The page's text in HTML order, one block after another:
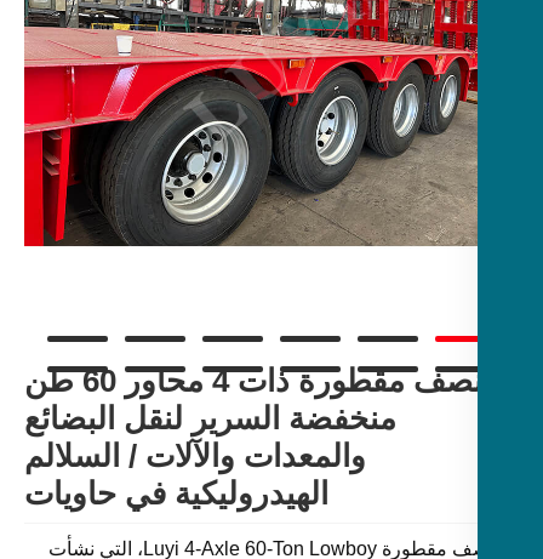
نصف مقطورة ذات 4 محاور 60 طن
منخفضة السرير لنقل البضائع
والمعدات والآلات / السلالم
الهيدروليكية في حاويات
إن نصف مقطورة Luyi 4-Axle 60-Ton Lowboy، التي نشأت